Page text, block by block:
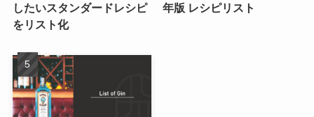
したいスタンダードレシピ
をリスト化
年版 レシピリスト